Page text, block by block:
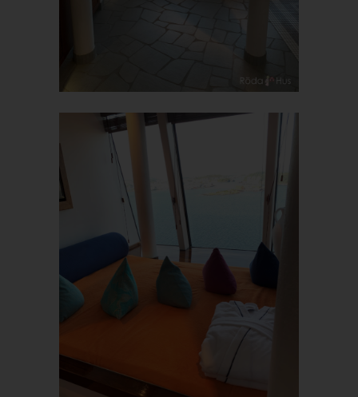
Internetbrowser kann über die eindeutige Cookie-ID
Durch den Einsatz von Cookies kann den Nutzern dieser
Internetseite nutzerfreundlichere Services bereitstellen, die ohne
die Cookie-Setzung nicht möglich wären.
Mittels eines Cookies können die Informationen und Angebote
auf unserer Internetseite im Sinne des Benutzers optimiert
werden. Cookies ermöglichen uns, wie bereits erwähnt, die
Benutzer unserer Internetseite wiederzuerkennen. Zweck dieser
Wiedererkennung ist es, den Nutzern die Verwendung unserer
Internetseite zu erleichtern. Der Benutzer einer Internetseite, die
Cookies verwendet, muss beispielsweise nicht bei jedem
Besuch der Internetseite erneut seine Zugangsdaten eingeben,
weil dies von der Internetseite und dem auf dem
Computersystem des Benutzers abgelegten Cookie
übernommen wird. Ein weiteres Beispiel ist das Cookie eines
Warenkorbes im Online-Shop. Der Online-Shop merkt sich die